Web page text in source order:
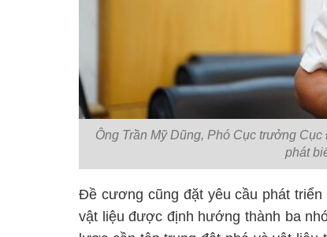
Ông Trần Mỹ Dũng, Phó Cục trưởng
phát
Đề cương cũng đặt yêu cầu phát
vật liệu được định hướng thành ba